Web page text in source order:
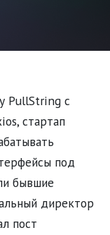
PullString с
стартап
под
бывшие
директор
пост